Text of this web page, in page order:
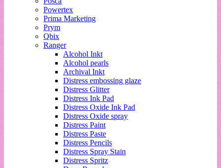
Powertex
Prima Marketing
Prym
Qbix
Ranger
Alcohol Inkt
Alcohol pearls
Archival Inkt
Distress embossing glaze
Distress Glitter
Distress Ink Pad
Distress Oxide Ink Pad
Distress Oxide spray
Distress Paint
Distress Paste
Distress Pencils
Distress Spray Stain
Distress Spritz